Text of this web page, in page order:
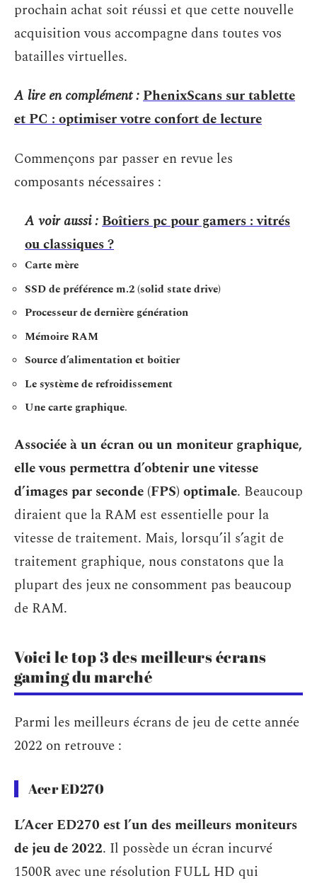
prochain achat soit réussi et que cette nouvelle
acquisition vous accompagne dans toutes vos
batailles virtuelles.
A lire en complément :PhenixScans sur tablette
et PC : optimiser votre confort de lecture
Commençons par passer en revue les
composants nécessaires :
A voir aussi :Boîtiers pc pour gamers : vitrés
ou classiques ?
Carte mère
SSD de préférence m.2 (solid state drive)
Processeur de dernière génération
Mémoire RAM
Source d’alimentation et boîtier
Le système de refroidissement
Une carte graphique.
Associée à un écran ou un moniteur graphique,
elle vous permettra d’obtenir une vitesse
d’images par seconde (FPS) optimale. Beaucoup
diraient que la RAM est essentielle pour la
vitesse de traitement. Mais, lorsqu’il s’agit de
traitement graphique, nous constatons que la
plupart des jeux ne consomment pas beaucoup
de RAM.
Voici le top 3 des meilleurs écrans
gaming du marché
Parmi les meilleurs écrans de jeu de cette année
2022 on retrouve :
Acer ED270
L’Acer ED270 est l’un des meilleurs moniteurs
de jeu de 2022. Il possède un écran incurvé
1500R avec une résolution FULL HD qui